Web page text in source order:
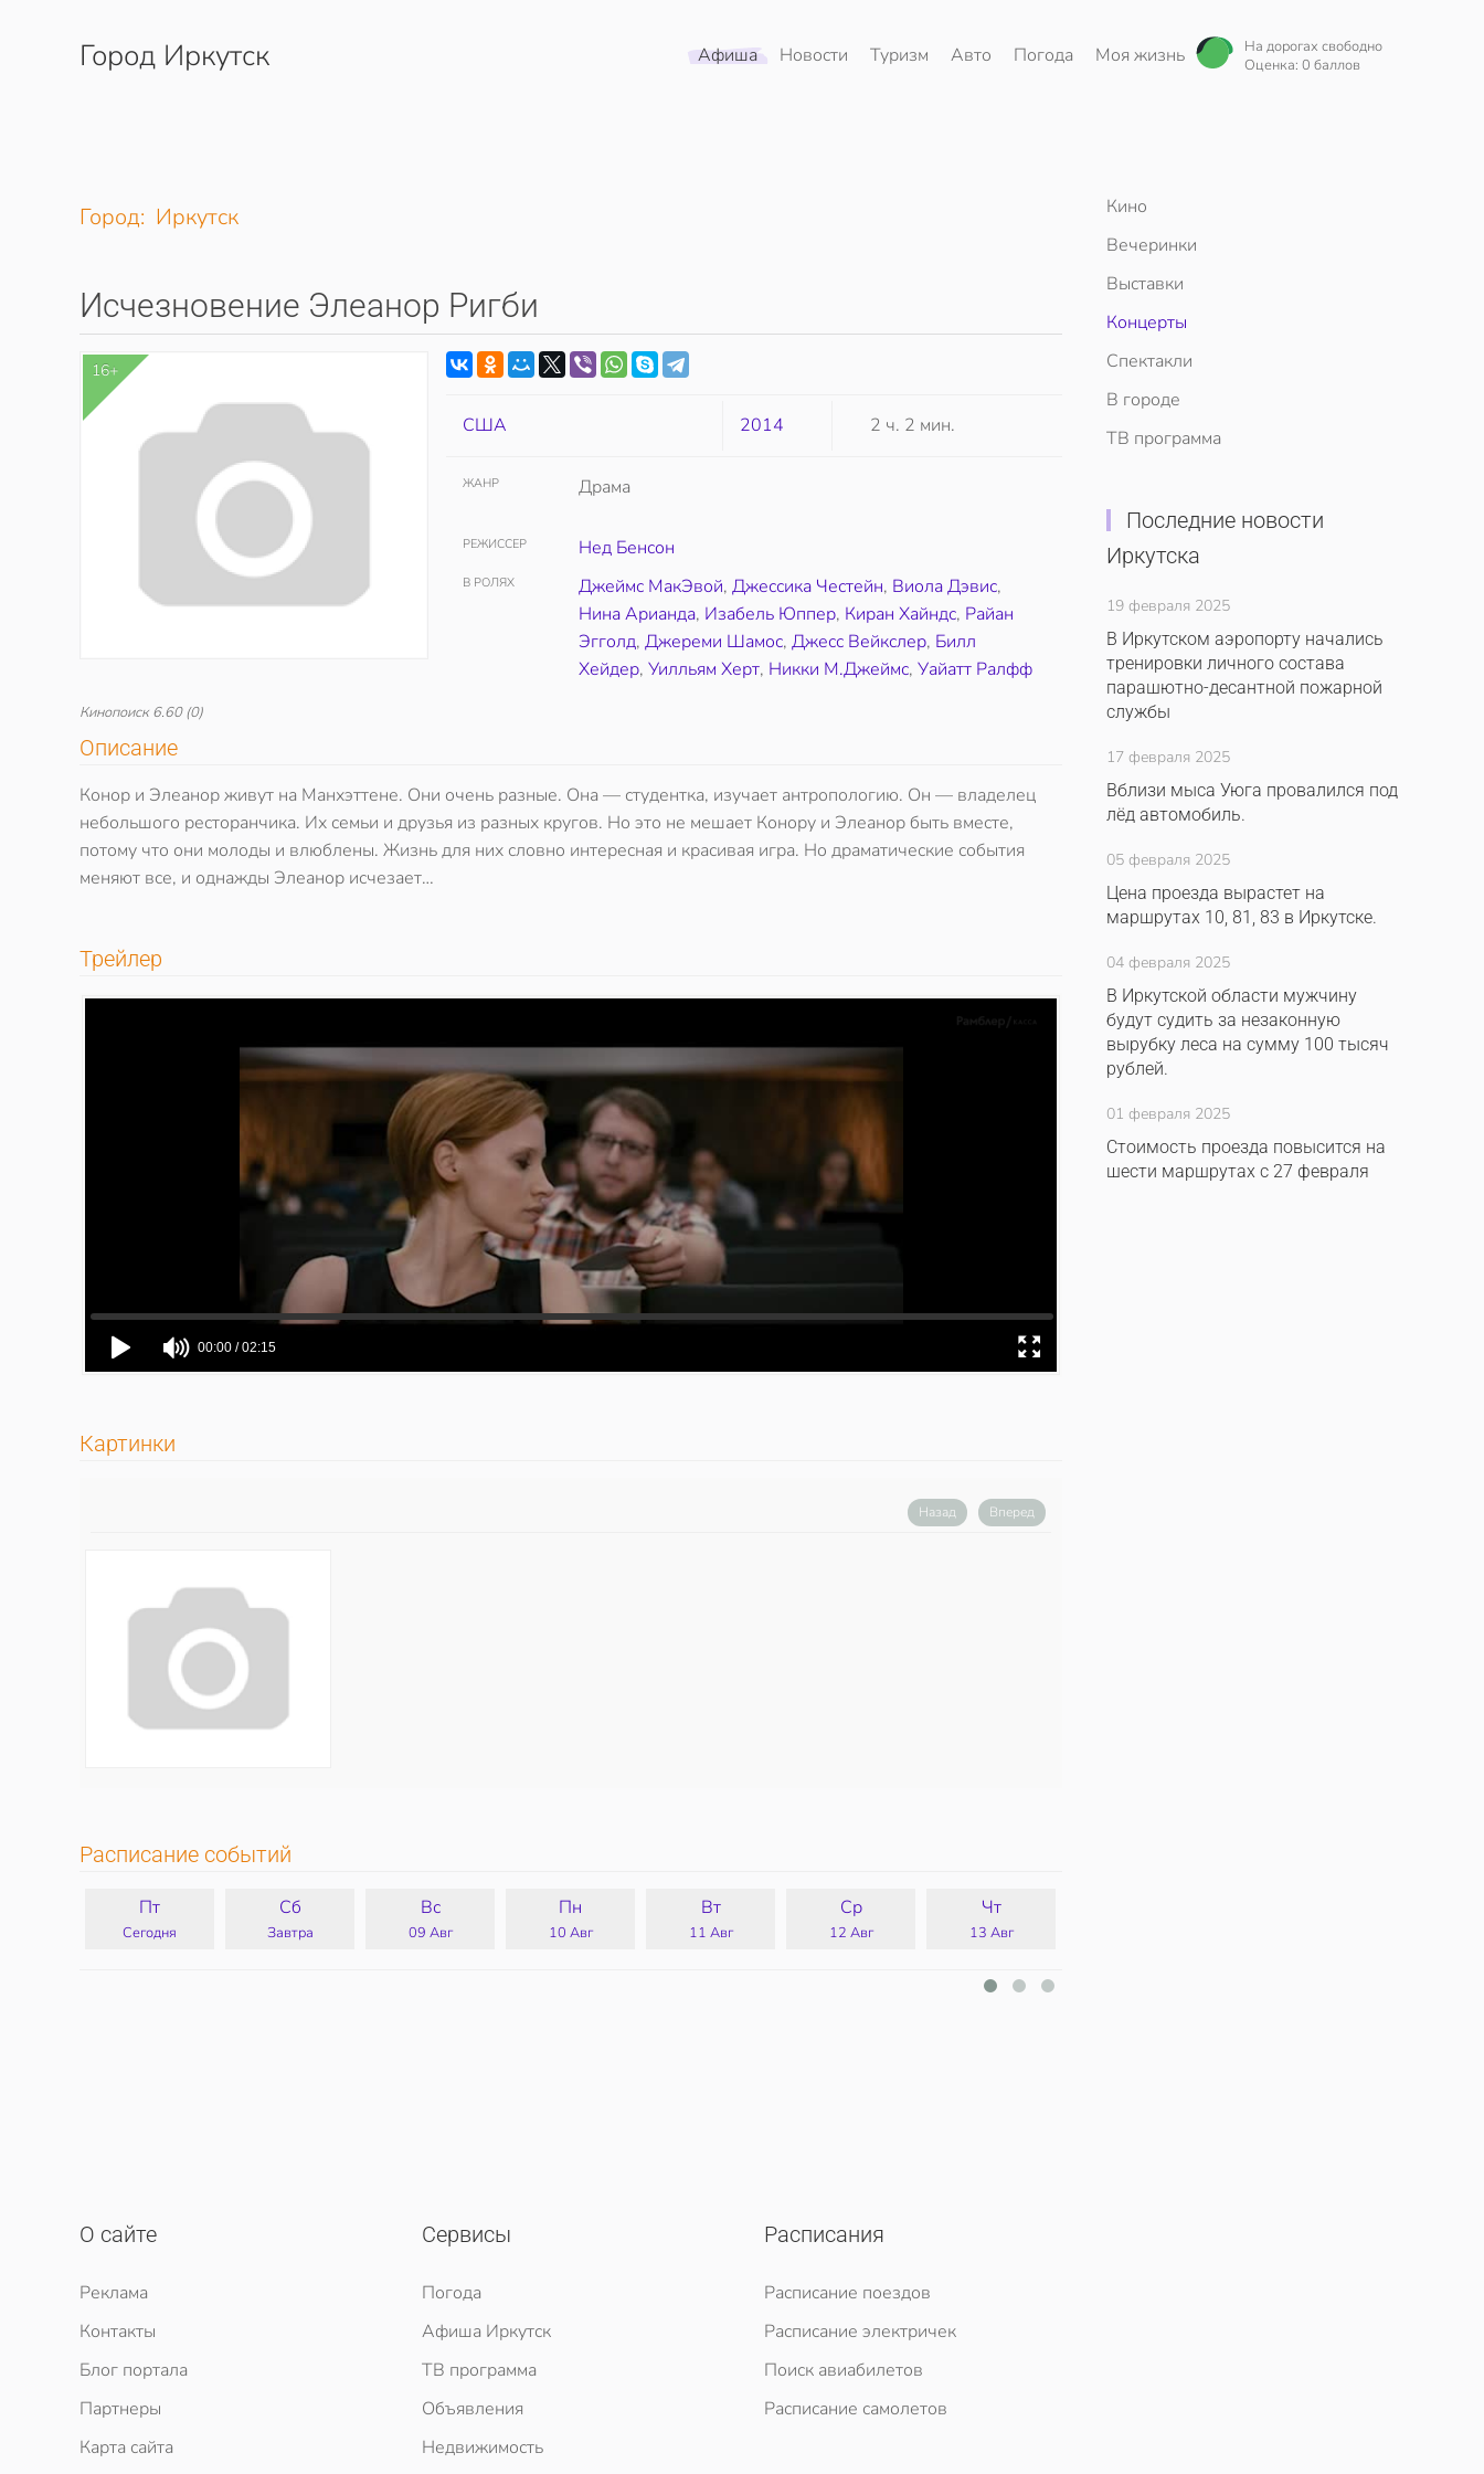
Перейти к содержимому
Город Иркутск Афиша Новости Туризм Авто Погода Моя жизнь
На дорогах свободно
Оценка: 0 баллов
Город: Иркутск
Исчезновение Элеанор Ригби
16+
Кинопоиск 6.60(0)
США 2014 2 ч. 2 мин.
ЖАНР Драма
РЕЖИССЕР Нед Бенсон
В РОЛЯХ Джеймс МакЭвой,Джессика Честейн, Виола Дэвис,
Нина Арианда, Изабель Юппер, Киран Хайндс, Райан
Эгголд,Джереми Шамос,Джесс Вейкслер, Билл
Хейдер,Уилльям Херт, Никки М.Джеймс,Уайатт Ралфф
Описание
Конор и Элеанор живут на Манхэттене. Они очень разные. Она — студентка, изучает антропологию. Он — владелец
небольшого ресторанчика. Их семьи и друзья из разных кругов. Но это не мешает Конору и Элеанор быть вместе,
потому что они молоды и влюблены. Жизнь для них словно интересная и красивая игра. Но драматические события
меняют все, и однажды Элеанор исчезает…
Трейлер
Картинки
Назад Вперед
Расписание событий
Пт
Сегодня
Сб
Завтра
Вс
09 Авг
Пн
10 Авг
Вт
11 Авг
Ср
12 Авг
Чт
13 Авг
Кино
Вечеринки
Выставки
Концерты
Спектакли
В городе
ТВ программа
Последние новости
Иркутска
19 февраля 2025
В Иркутском аэропорту начались
тренировки личного состава
парашютно-десантной пожарной
службы
17 февраля 2025
Вблизи мыса Уюга провалился под
лёд автомобиль.
05 февраля 2025
Цена проезда вырастет на
маршрутах 10, 81, 83 в Иркутске.
04 февраля 2025
В Иркутской области мужчину
будут судить за незаконную
вырубку леса на сумму 100 тысяч
рублей.
01 февраля 2025
Стоимость проезда повысится на
шести маршрутах с 27 февраля
О сайте
Реклама
Контакты
Блог портала
Партнеры
Карта сайта
Сервисы
Погода
Афиша Иркутск
ТВ программа
Объявления
Недвижимость
Расписания
Расписание поездов
Расписание электричек
Поиск авиабилетов
Расписание самолетов